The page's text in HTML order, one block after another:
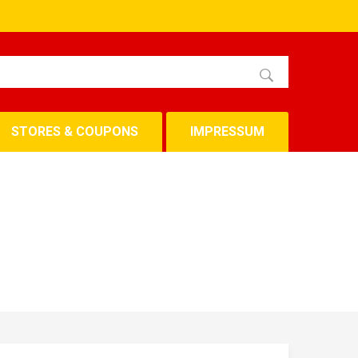
STORES & COUPONS IMPRESSUM